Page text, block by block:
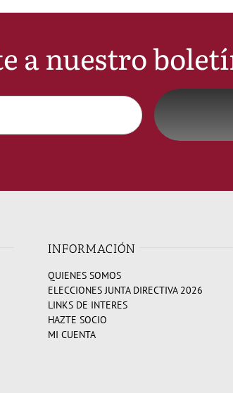
a nuestro
INFORMACIÓN
QUIENES SOMOS
ELECCIONES JUNTA DIRECTIVA 2026
LINKS DE INTERES
HAZTE SOCIO
MI CUENTA